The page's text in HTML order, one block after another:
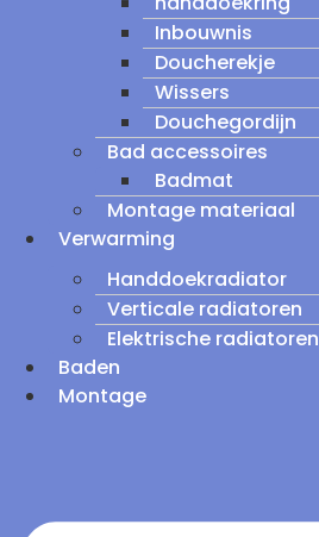
Inbouwnis
Doucherekje
Wissers
Douchegordijn
Bad accessoires
Badmat
Montage materiaal
Verwarming
Handdoekradiator
Verticale radiatoren
Elektrische radiatoren
Baden
Montage